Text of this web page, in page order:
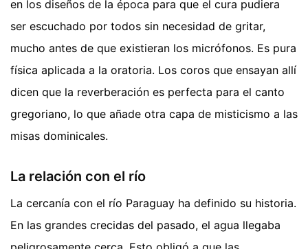
en los diseños de la época para que el cura pudiera
ser escuchado por todos sin necesidad de gritar,
mucho antes de que existieran los micrófonos. Es pura
física aplicada a la oratoria. Los coros que ensayan allí
dicen que la reverberación es perfecta para el canto
gregoriano, lo que añade otra capa de misticismo a las
misas dominicales.
La relación con el río
La cercanía con el río Paraguay ha definido su historia.
En las grandes crecidas del pasado, el agua llegaba